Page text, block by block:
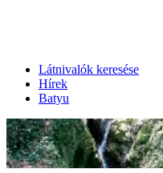
Látnivalók keresése
Hírek
Batyu